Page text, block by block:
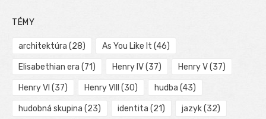
TÉMY
architektúra (28) As You Like It (46)
Elisabethian era (71) Henry IV(37) Henry V(37)
Henry VI (37) Henry VIII (30) hudba (43)
hudobná skupina (23) identita (21) jazyk(32)